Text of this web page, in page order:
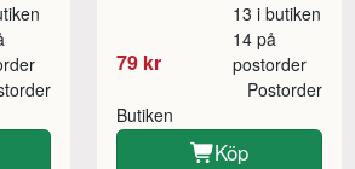
79 kr
13 i butiken
14 på
postorder
Butiken
Postorder
Köp